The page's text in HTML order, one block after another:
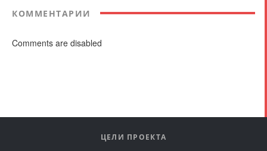
КОММЕНТАРИИ
Comments are disabled
ЦЕЛИ ПРОЕКТА